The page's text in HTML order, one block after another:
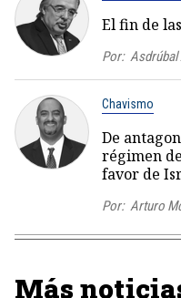
El fin de
Por: Asdrúbal
Chavismo
De
régimen
favor de
Por: Arturo
Más